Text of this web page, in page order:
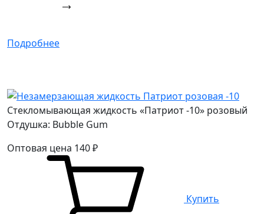
Подробнее
Стекломывающая жидкость «Патриот -10» розовый
Отдушка: Bubble Gum
Оптовая цена 140₽
Купить